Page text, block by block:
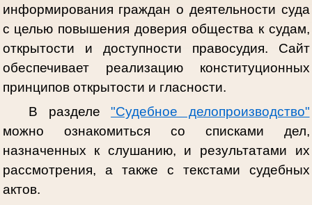
информирования граждан о деятельности суда
с целью повышения доверия общества к судам,
открытости и доступности правосудия. Сайт
обеспечивает реализацию конституционных
принципов открытости и гласности.
В разделе"Судебное делопроизводство"
можно ознакомиться со списками дел,
назначенных к слушанию, и результатами их
рассмотрения, а также с текстами судебных
актов.